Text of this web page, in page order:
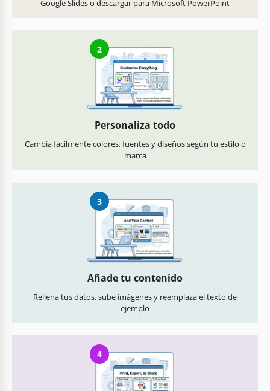
Google Slides o descargar para Microsoft PowerPoint
2
Personaliza todo
Cambia fácilmente colores, fuentes y diseños según tu estilo o
marca
3
Añade tu contenido
Rellena tus datos, sube imágenes y reemplaza el texto de
ejemplo
4